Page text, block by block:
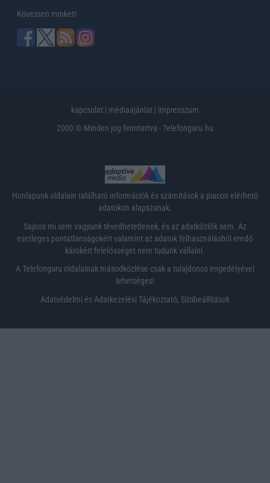
Kövessen minket!
kapcsolat | médiaajánlat | impresszum
2000 © Minden jog fenntartva - Telefonguru.hu
Honlapunk oldalain található információk és számítások a piacon elérhető
adatokon alapszanak.
Sajnos mi sem vagyunk tévedhetetlenek, és az adatközlők sem. Az
esetleges pontatlanságokért valamint az adatok felhasználásból eredő
károkért felelősséget nem tudunk vállalni.
A Telefonguru oldalainak másodközlése csak a tulajdonos engedélyével
lehetséges!
Adatvédelmi és Adatkezelési Tájékoztató, Sütibeállítások